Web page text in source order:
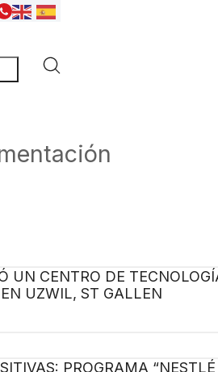
UN CENTRO DE
UZWIL, ST GALLEN
PROGRAMA “NESTLÉ